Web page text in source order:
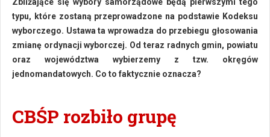
typu, które zostaną przeprowadzone na podstawie Kodeksu
wyborczego. Ustawa ta wprowadza do przebiegu głosowania
zmianę ordynacji wyborczej. Od teraz radnych gmin, powiatu
oraz województwa wybierzemy z tzw. okręgów
jednomandatowych. Co to faktycznie oznacza?
CBŚP rozbiło grupę